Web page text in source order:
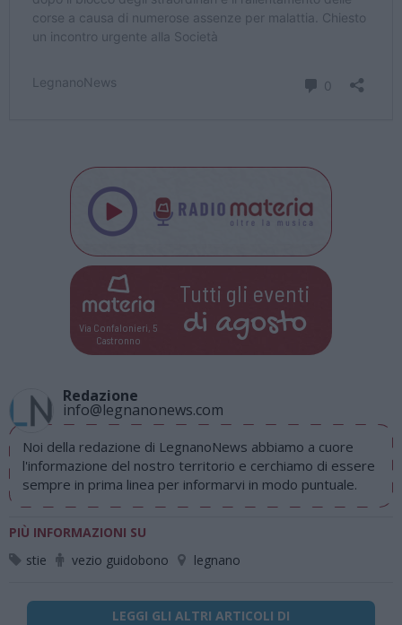
Via Confalonieri, 5
Castronno
Tutti gli eventi
di agosto
Redazione
info@legnanonews.com
Noi della redazione di LegnanoNews abbiamo a cuore
l'informazione del nostro territorio e cerchiamo di essere
sempre in prima linea per informarvi in modo puntuale.
PIÙ INFORMAZIONI SU
stie
vezio guidobono legnano
LEGGI GLI ALTRI ARTICOLI DI